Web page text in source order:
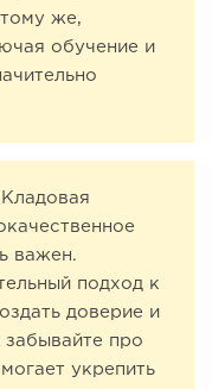
же,
обучение и
важен.
подход к
доверие и
про
укрепить